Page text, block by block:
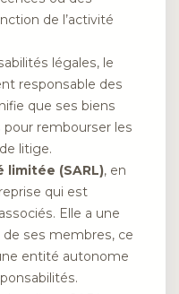
de l’activité
légales, le
responsable des
que ses biens
rembourser les
litige.
limitée (SARL), en
qui est
Elle a une
ses membres, ce
entité autonome